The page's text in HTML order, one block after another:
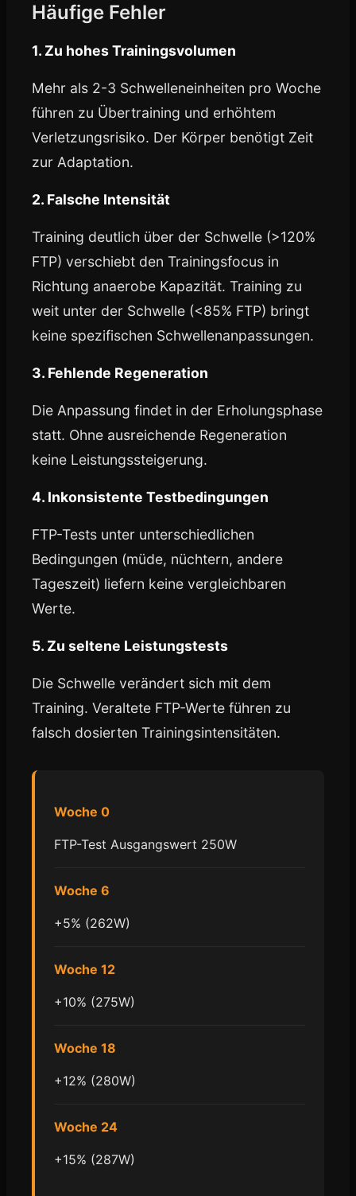
Häufige Fehler
1. Zu hohes Trainingsvolumen
Mehr als 2-3 Schwelleneinheiten pro Woche
führen zu Übertraining und erhöhtem
Verletzungsrisiko. Der Körper benötigt Zeit
zur Adaptation.
2. Falsche Intensität
Training deutlich über der Schwelle (>120%
FTP) verschiebt den Trainingsfocus in
Richtung anaerobe Kapazität. Training zu
weit unter der Schwelle (<85% FTP) bringt
keine spezifischen Schwellenanpassungen.
3. Fehlende Regeneration
Die Anpassung findet in der Erholungsphase
statt. Ohne ausreichende Regeneration
keine Leistungssteigerung.
4. Inkonsistente Testbedingungen
FTP-Tests unter unterschiedlichen
Bedingungen (müde, nüchtern, andere
Tageszeit) liefern keine vergleichbaren
Werte.
5. Zu seltene Leistungstests
Die Schwelle verändert sich mit dem
Training. Veraltete FTP-Werte führen zu
falsch dosierten Trainingsintensitäten.
Woche 0
FTP-Test Ausgangswert 250W
Woche 6
+5% (262W)
Woche 12
+10% (275W)
Woche 18
+12% (280W)
Woche 24
+15% (287W)